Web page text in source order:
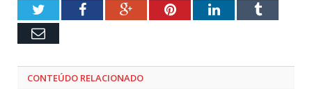
TwitterFacebookGoogle+PinterestLinkedInTumblr
Email
CONTEÚDO RELACIONADO